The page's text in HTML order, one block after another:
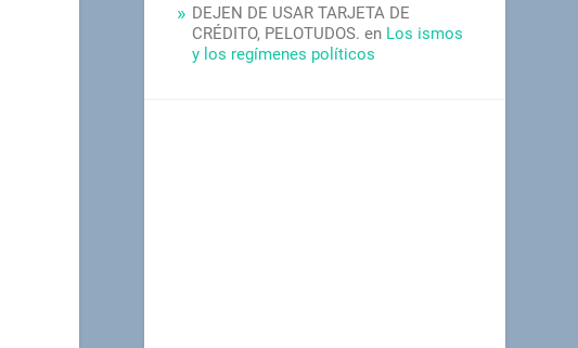
DEJEN DE USAR TARJETA DE
CRÉDITO, PELOTUDOS. en Los ismos
y los regímenes políticos